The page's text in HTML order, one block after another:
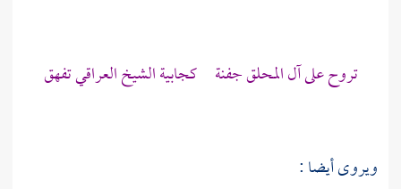
تروح على آل المحلق جفنة كجابية الشيخ العراقي تفهق
ويروى أيضا :